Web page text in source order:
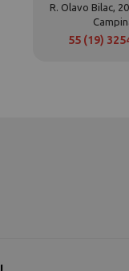
R. Olavo Bilac,
55 (19)